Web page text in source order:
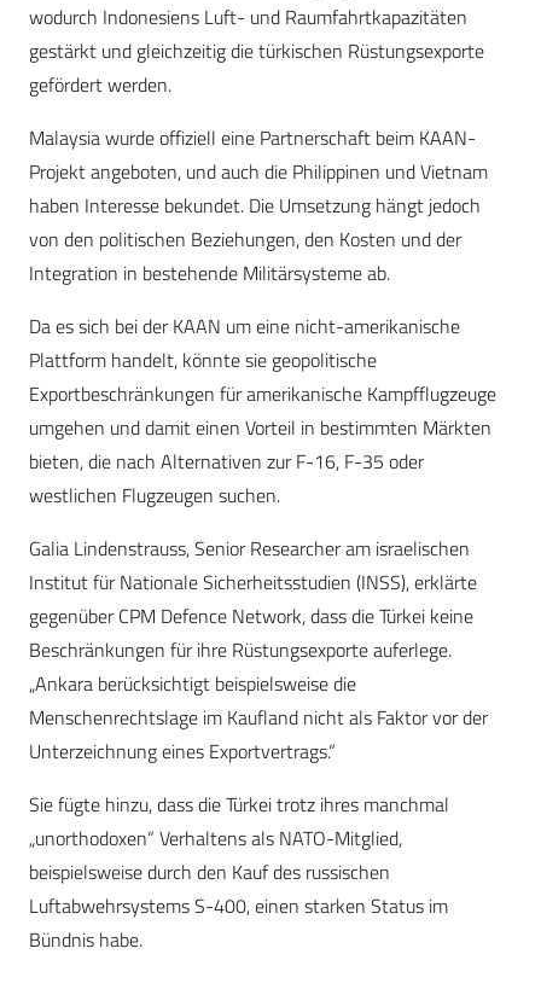
wodurch Indonesiens Luft- und Raumfahrtkapazitäten
gestärkt und gleichzeitig die türkischen Rüstungsexporte
gefördert werden.
Malaysia wurde offiziell eine Partnerschaft beim KAAN-
Projekt angeboten, und auch die Philippinen und Vietnam
haben Interesse bekundet. Die Umsetzung hängt jedoch
von den politischen Beziehungen, den Kosten und der
Integration in bestehende Militärsysteme ab.
Da es sich bei der KAAN um eine nicht-amerikanische
Plattform handelt, könnte sie geopolitische
Exportbeschränkungen für amerikanische Kampfflugzeuge
umgehen und damit einen Vorteil in bestimmten Märkten
bieten, die nach Alternativen zur F-16, F-35 oder
westlichen Flugzeugen suchen.
Galia Lindenstrauss, Senior Researcher am israelischen
Institut für Nationale Sicherheitsstudien (INSS), erklärte
gegenüber CPM Defence Network, dass die Türkei keine
Beschränkungen für ihre Rüstungsexporte auferlege.
„Ankara berücksichtigt beispielsweise die
Menschenrechtslage im Kaufland nicht als Faktor vor der
Unterzeichnung eines Exportvertrags.“
Sie fügte hinzu, dass die Türkei trotz ihres manchmal
„unorthodoxen“ Verhaltens als NATO-Mitglied,
beispielsweise durch den Kauf des russischen
Luftabwehrsystems S-400, einen starken Status im
Bündnis habe.